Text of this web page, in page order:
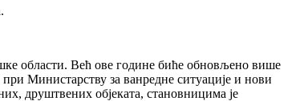
области. Већ ове године биће обновљено више
Министарству за ванредне ситуације и нови
друштвених објеката, становницима је